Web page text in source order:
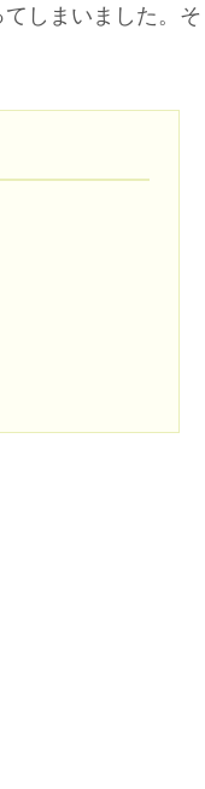
しまいました。そ